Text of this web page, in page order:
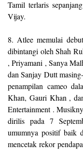
Tamil terlaris
Vijay.
8. Atlee memulai
dibintangi oleh Shah
, Priyamani , Sanya
dan Sanjay Dutt
penampilan cameo
Khan, Gauri Khan ,
Entertainment .
dirilis pada 7
umumnya positif baik
mencetak rekor